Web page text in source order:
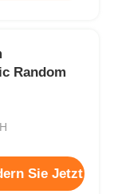
Random
Sie Jetzt